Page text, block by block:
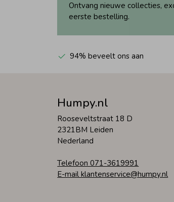
Ontvang nieuwe collecties,
eerste bestelling.
94% beveelt ons aan
Humpy.nl
Rooseveltstraat 18 D
2321BM Leiden
Nederland
Telefoon 071-3619991
E-mail klantenservice@humpy.nl